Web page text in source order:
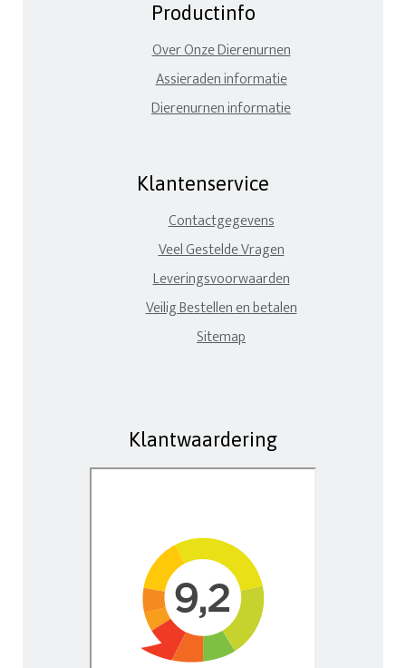
Productinfo
Over Onze Dierenurnen
Assieraden informatie
Dierenurnen informatie
Klantenservice
Contactgegevens
Veel Gestelde Vragen
Leveringsvoorwaarden
Veilig Bestellen en betalen
Sitemap
Klantwaardering